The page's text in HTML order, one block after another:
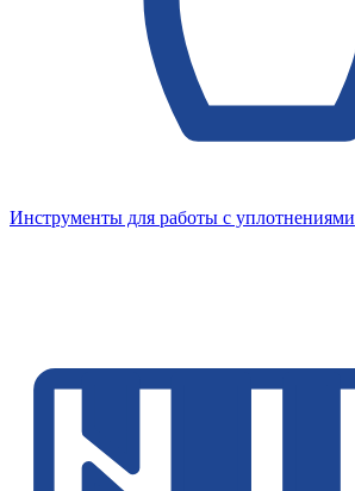
Инструменты для работы с уплотнениями